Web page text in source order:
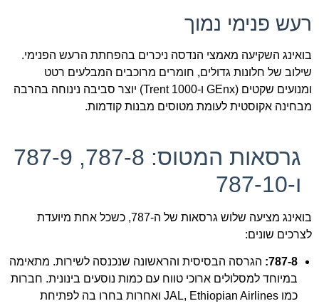
רעש פנימי נמוך
בואינג השקיעה מאמצי הנדסה ניכרים בהפחתת הרעש הפנימי.
שילוב של חלונות גדולים, חומרים מרוכבים המבלעים רטט
ומנועים שקטים (GEnx ו-Trent 1000) יוצר סביבה נינוחה בהרבה
מבחינה אקוסטית לעומת מטוסים מבנות קודמות.
גרסאות המטוס: 787-8, 787-9
ו-787-10
בואינג מציעה שלוש גרסאות של ה-787, כשכל אחת מיועדת
לצרכים שונים:
787-8: הגרסה הבסיסית והראשונה שנכנסה לשירות. מתאימה
במיוחד למסלולים ארוכי טווח עם כמות נוסעים בינונית. חברות
כמו JAL, Ethiopian Airlines ואחרות בחרו בה לפתיחת